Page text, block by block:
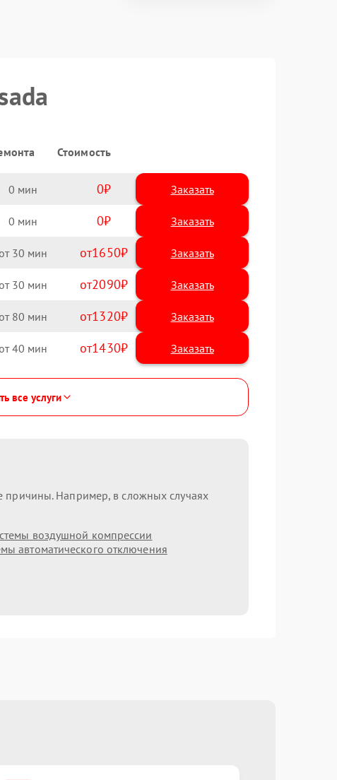
Стоимость
0 0 Заказать
0 0 Заказать
30 1650
30 2090
80 1320
40 1430
все услуги
причины. Например, в сложных случаях
воздушной компрессии
автоматического отключения